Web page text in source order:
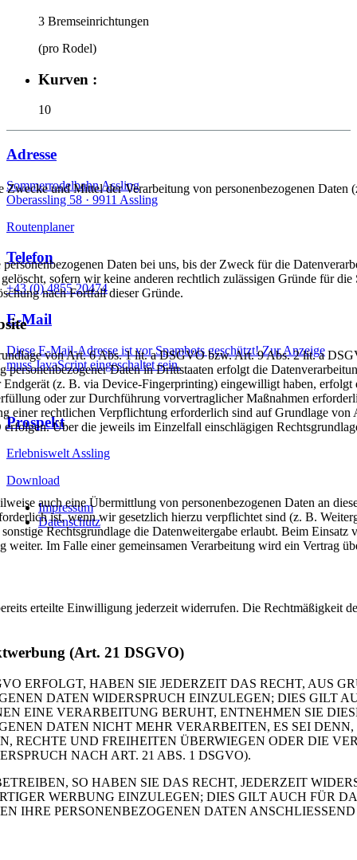
3 Bremseinrichtungen
(pro Rodel)
Kurven :
10
Adresse
Sommerrodelbahn Assling
Oberassling 58 · 9911 Assling
Routenplaner
Telefon
+43 (0) 4855 20474
E-Mail
Diese E-Mail-Adresse ist vor Spambots geschützt! Zur Anzeige
muss JavaScript eingeschaltet sein.
Prospekt
Erlebniswelt Assling
Download
Impressum
Datenschutz
und Mittel der Verarbeitung von personenbezogenen
Daten bei uns, bis der Zweck für die
sofern wir keine anderen rechtlich zulässigen Gründe für die
nach Fortfall dieser Gründe.
von Art. 6 Abs. 1 lit. a DSGVO bzw. Art. 9 Abs. 2 lit. a
Daten in Drittstaaten erfolgt die
(z. B. via Device-Fingerprinting) eingewilligt haben, erfolgt
oder zur Durchführung vorvertraglicher Maßnahmen
einer rechtlichen Verpflichtung erforderlich sind auf Grundlage
Über die jeweils im Einzelfall einschlägigen
auch eine Übermittlung von personenbezogenen Daten an
ist, wenn wir gesetzlich hierzu verpflichtet sind (z. B.
Rechtsgrundlage die Datenweitergabe erlaubt. Beim Einsatz
Im Falle einer gemeinsamen Verarbeitung wird ein Vertrag
erteilte Einwilligung jederzeit widerrufen. Die Rechtmäßigkeit
(Art. 21 DSGVO)
ERFOLGT, HABEN SIE JEDERZEIT DAS RECHT, AUS
DATEN WIDERSPRUCH EINZULEGEN; DIES GILT
EINE VERARBEITUNG BERUHT, ENTNEHMEN SIE
DATEN NICHT MEHR VERARBEITEN, ES SEI
RECHTE UND FREIHEITEN ÜBERWIEGEN ODER DIE
NACH ART. 21 ABS. 1 DSGVO).
SO HABEN SIE DAS RECHT, JEDERZEIT
WERBUNG EINZULEGEN; DIES GILT AUCH FÜR
IHRE PERSONENBEZOGENEN DATEN